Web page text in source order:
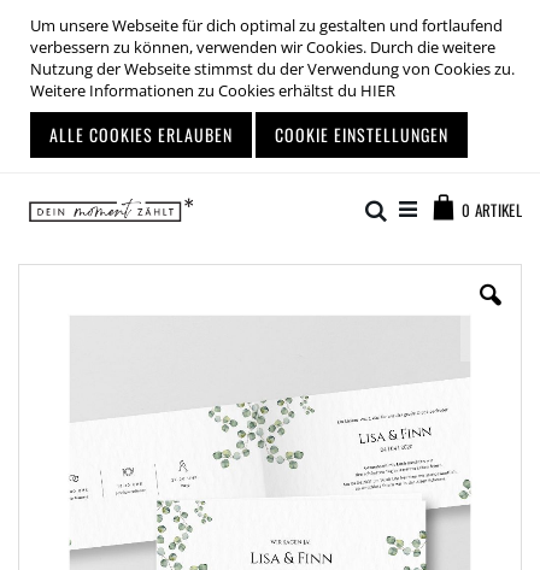
Um unsere Webseite für dich optimal zu gestalten und fortlaufend
verbessern zu können, verwenden wir Cookies. Durch die weitere
Nutzung der Webseite stimmst du der Verwendung von Cookies zu.
Weitere Informationen zu Cookies erhältst du HIER
ALLE COOKIES ERLAUBEN COOKIE EINSTELLUNGEN
Inhalt
springen
0 ARTIKEL
Suche